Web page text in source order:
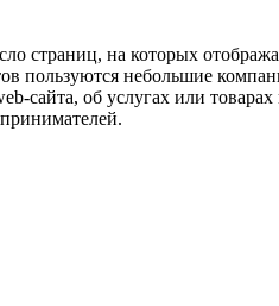
страниц, на которых
небольшие
сайта, об услугах или